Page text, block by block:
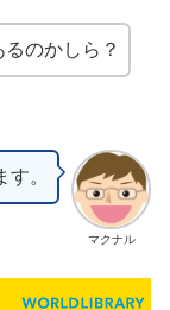
のかしら？
マクナル
。